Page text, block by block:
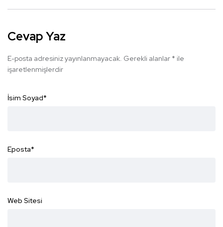
Cevap Yaz
E-posta adresiniz yayınlanmayacak. Gerekli alanlar * ile
işaretlenmişlerdir
İsim Soyad*
Eposta*
Web Sitesi